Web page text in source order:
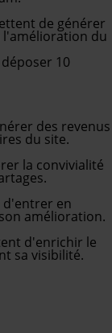
de générer
l'amélioration du
déposer 10
des revenus
du site.
la convivialité
d'entrer en
amélioration.
d'enrichir le
sa visibilité.